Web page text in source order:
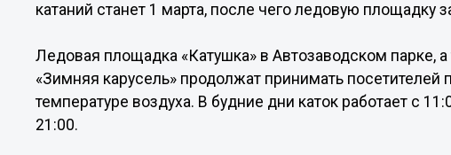
катаний станет 1 марта, после чего ледовую площадку
Ледовая площадка «Катушка» в Автозаводском парке,
«Зимняя карусель» продолжат принимать посетителей
температуре воздуха. В будние дни каток работает с
21:00.